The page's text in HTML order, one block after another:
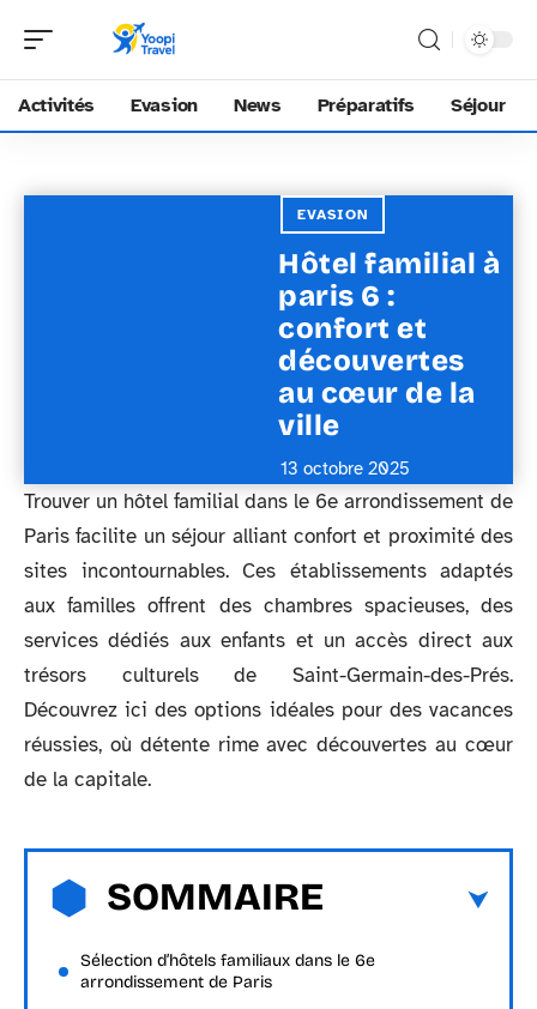
Activités Evasion News Préparatifs Séjour
EVASION
Hôtel familial à
paris 6 :
confort et
découvertes
au cœur de la
ville
13 octobre 2025
Trouver un hôtel familial dans le 6e arrondissement de
Paris facilite un séjour alliant confort et proximité des
sites incontournables. Ces établissements adaptés
aux familles offrent des chambres spacieuses, des
services dédiés aux enfants et un accès direct aux
trésors culturels de Saint-Germain-des-Prés.
Découvrez ici des options idéales pour des vacances
réussies, où détente rime avec découvertes au cœur
de la capitale.
SOMMAIRE
Sélection d’hôtels familiaux dans le 6e
arrondissement de Paris